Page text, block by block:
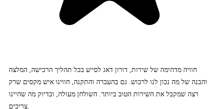
חוויה מדהימה של שירות, דורון דאג לסייע בכל תהליך הרכישה, המלצה
והבנה של מה נכון לנו לרכוש. גם בהעברה והתקנה, חווינו איש מקסים שרק
רצה שמקבל את השירות הטוב ביותר. השולחן מעולה, ובדיוק מה שהיינו